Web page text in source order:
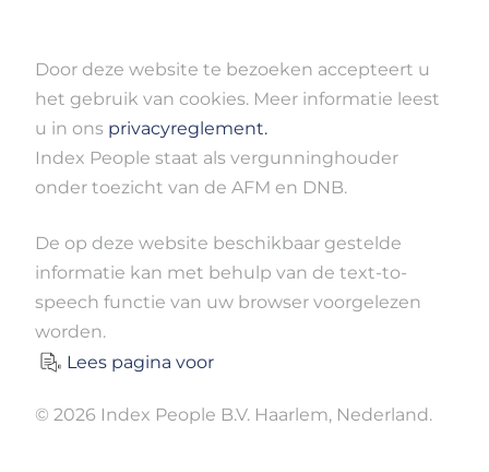
Door deze website te bezoeken accepteert u
het gebruik van cookies. Meer informatie leest
u in ons privacyreglement.
Index People staat als vergunninghouder
onder toezicht van de AFM en DNB.
De op deze website beschikbaar gestelde
informatie kan met behulp van de text-to-
speech functie van uw browser voorgelezen
worden.
Lees pagina voor
© 2026 Index People B.V. Haarlem, Nederland.